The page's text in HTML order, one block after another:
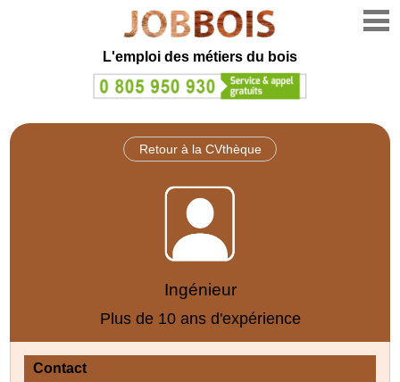
L'emploi des métiers du bois
Retour à la CVthèque
Ingénieur
Plus de 10 ans d'expérience
Contact